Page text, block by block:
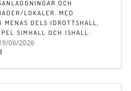
OCH
LOKALER. MED
MENAS DELS IDROTTSHALL,
SIMHALL OCH ISHALL.
06/2026